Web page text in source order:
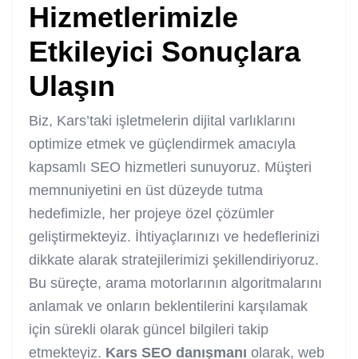
Hizmetlerimizle
Etkileyici Sonuçlara
Ulaşın
Biz, Kars’taki işletmelerin dijital varlıklarını
optimize etmek ve güçlendirmek amacıyla
kapsamlı SEO hizmetleri sunuyoruz. Müşteri
memnuniyetini en üst düzeyde tutma
hedefimizle, her projeye özel çözümler
geliştirmekteyiz. İhtiyaçlarınızı ve hedeflerinizi
dikkate alarak stratejilerimizi şekillendiriyoruz.
Bu süreçte, arama motorlarının algoritmalarını
anlamak ve onların beklentilerini karşılamak
için sürekli olarak güncel bilgileri takip
etmekteyiz. Kars SEO danışmanı olarak, web